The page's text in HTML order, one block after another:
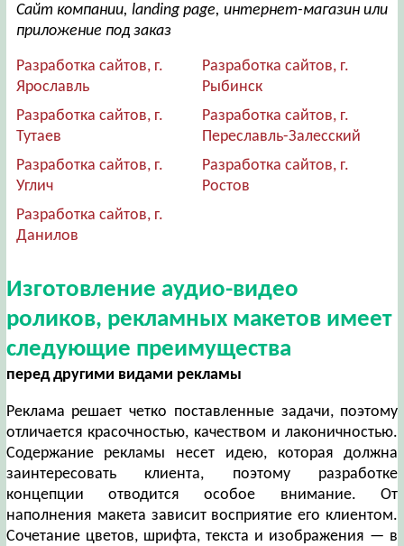
Сайт компании, landing page, интернет-магазин или
приложение под заказ
Разработка сайтов, г.
Ярославль
Разработка сайтов, г.
Рыбинск
Разработка сайтов, г.
Тутаев
Разработка сайтов, г.
Переславль-Залесский
Разработка сайтов, г.
Углич
Разработка сайтов, г.
Ростов
Разработка сайтов, г.
Данилов
Изготовление аудио-видео
роликов, рекламных макетов имеет
следующие преимущества
перед другими видами рекламы
Реклама решает четко поставленные задачи, поэтому
отличается красочностью, качеством и лаконичностью.
Содержание рекламы несет идею, которая должна
заинтересовать клиента, поэтому разработке
концепции отводится особое внимание. От
наполнения макета зависит восприятие его клиентом.
Сочетание цветов, шрифта, текста и изображения — в